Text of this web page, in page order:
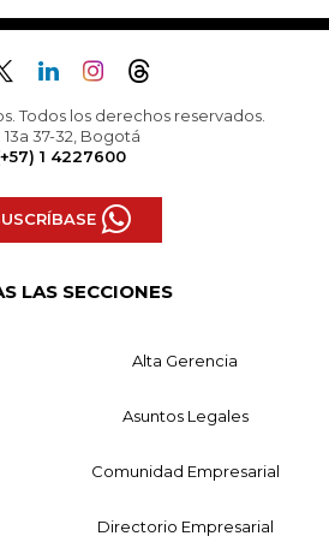
Todos los derechos reservados.
13a 37-32, Bogotá
1 4227600
LAS SECCIONES
Alta Gerencia
Asuntos Legales
Comunidad Empresarial
Directorio Empresarial